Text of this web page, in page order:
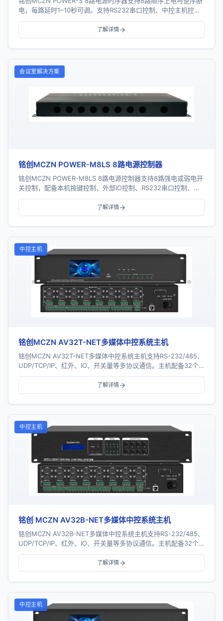
电，每路延时1–10秒可调。支持RS232串口控制、中控主机控
制、PC控制、网络控制及多机级...
了解详情
会议室解决方案
铭创MCZN POWER-M8LS 8路电源控制器
铭创MCZN POWER-M8LS 8路电源控制器支持8路强电或弱电开
关控制，配备本机按键控制、外部IO控制、RS232串口控制、
RS485总线控制及TCP/I...
了解详情
中控主机
铭创MCZN AV32T-NET多媒体中控系统主机
铭创MCZN AV32T-NET多媒体中控系统主机支持RS-232/485、
UDP/TCP/IP、红外、IO、开关量等多协议通信。主机配备32个
串口、16个红外...
了解详情
中控主机
铭创 MCZN AV32B-NET多媒体中控系统主机
铭创MCZN AV32B-NET多媒体中控系统主机支持RS-232/485、
UDP/TCP/IP、红外、IO、开关量等多协议通信。主机配备32个
串口、16个红外...
了解详情
中控主机